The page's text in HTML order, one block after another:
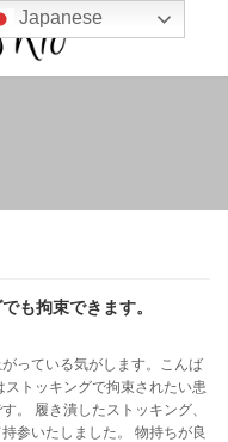
も拘束できます。
っている気がします。こんば
ストッキングで拘束されたい患
。 履き潰したストッキング、
参いたしました。 物持ちが良
Japanese